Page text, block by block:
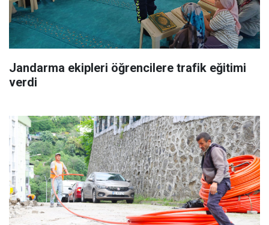
Jandarma ekipleri öğrencilere trafik eğitimi
verdi